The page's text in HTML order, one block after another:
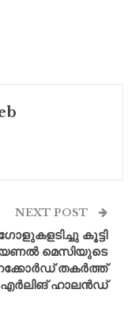
NEXT POST
കൂട്ടി
മെസിയുടെ
തകർത്ത്
എർലിങ് ഹാലൻഡ്